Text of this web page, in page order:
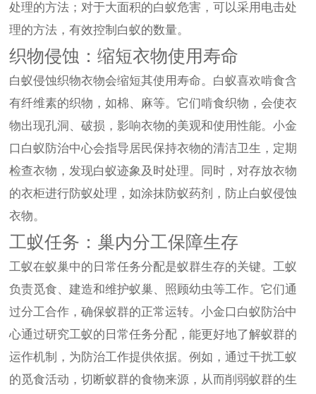
处理的方法；对于大面积的白蚁危害，可以采用电击处
理的方法，有效控制白蚁的数量。
织物侵蚀：缩短衣物使用寿命
白蚁侵蚀织物衣物会缩短其使用寿命。白蚁喜欢啃食含
有纤维素的织物，如棉、麻等。它们啃食织物，会使衣
物出现孔洞、破损，影响衣物的美观和使用性能。小金
口白蚁防治中心会指导居民保持衣物的清洁卫生，定期
检查衣物，发现白蚁迹象及时处理。同时，对存放衣物
的衣柜进行防蚁处理，如涂抹防蚁药剂，防止白蚁侵蚀
衣物。
工蚁任务：巢内分工保障生存
工蚁在蚁巢中的日常任务分配是蚁群生存的关键。工蚁
负责觅食、建造和维护蚁巢、照顾幼虫等工作。它们通
过分工合作，确保蚁群的正常运转。小金口白蚁防治中
心通过研究工蚁的日常任务分配，能更好地了解蚁群的
运作机制，为防治工作提供依据。例如，通过干扰工蚁
的觅食活动，切断蚁群的食物来源，从而削弱蚁群的生